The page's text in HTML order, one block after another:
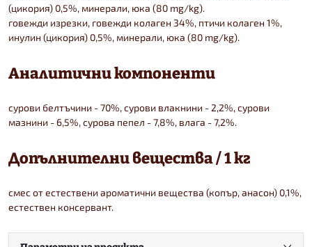
(цикория) 0,5%, минерали, юка (80 mg/kg).
говежди изрезки, говежди колаген 34%, птичи колаген 1%,
инулин (цикория) 0,5%, минерали, юка (80 mg/kg).
Аналитични компоненти
сурови белтъчини - 70%, сурови влакнини - 2,2%, сурови
мазнини - 6,5%, сурова пепел - 7,8%, влага - 7,2%.
Допълнителни вещества / 1 кг
смес от естествени ароматични вещества (копър, анасон) 0,1%,
естествен консервант.